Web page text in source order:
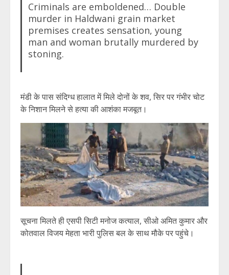
Criminals are emboldened… Double
murder in Haldwani grain market
premises creates sensation, young
man and woman brutally murdered by
stoning.
मंडी के पास संदिग्ध हालात में मिले दोनों के शव, सिर पर गंभीर चोट
के निशान मिलने से हत्या की आशंका मजबूत।
सूचना मिलते ही एसपी सिटी मनोज कत्याल, सीओ अमित कुमार और
कोतवाल विजय मेहता भारी पुलिस बल के साथ मौके पर पहुंचे।